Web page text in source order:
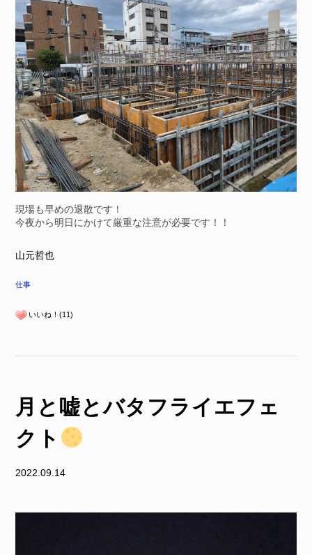
現場も早めの退散です！
今夜から明日にかけて厳重な注意が必要です！！
山元哲也
仕事
いいね！(11)
月と嘘とバタフライエフェ
クト
2022.09.14